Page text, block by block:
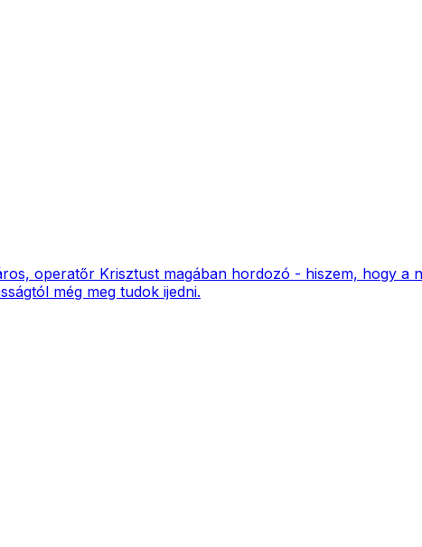
operatőr Krisztust magában hordozó - hiszem, hogy a
még meg tudok ijedni.